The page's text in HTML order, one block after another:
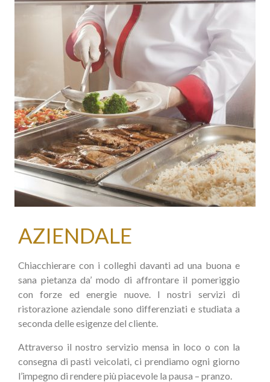
AZIENDALE
Chiacchierare con i colleghi davanti ad una buona e
sana pietanza da’ modo di affrontare il pomeriggio
con forze ed energie nuove. I nostri servizi di
ristorazione aziendale sono differenziati e studiata a
seconda delle esigenze del cliente.
Attraverso il nostro servizio mensa in loco o con la
consegna di pasti veicolati, ci prendiamo ogni giorno
l’impegno di rendere più piacevole la pausa – pranzo.